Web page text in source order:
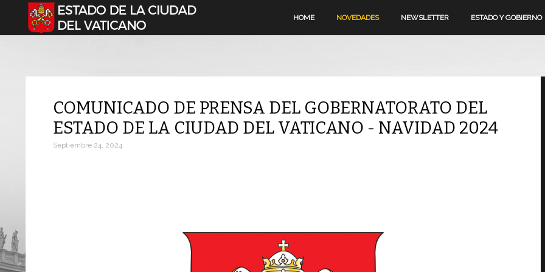
Seleccione su idioma HOME NOVEDADES NEWSLETTER ESTADO Y GOBIERNO
COMUNICADO DE PRENSA DEL GOBERNATORATO DEL
ESTADO DE LA CIUDAD DEL VATICANO - NAVIDAD 2024
Septiembre 24, 2024